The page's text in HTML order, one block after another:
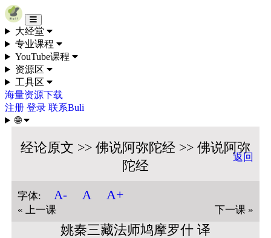
Skip to content
大经堂
专业课程
YouTube课程
资源区
工具区
海量资源下载
注册 登录 联系Buli
🌐
经论原文 >> 佛说阿弥陀经 >> 佛说阿弥
陀经
返回
字体: A- A A+
« 上一课 下一课 »
姚秦三藏法师鸠摩罗什 译